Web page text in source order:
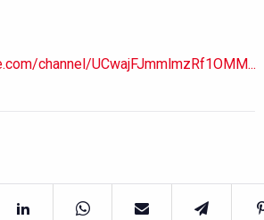
channel/UCwajFJmmlmzRf1OMM...